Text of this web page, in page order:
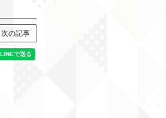
次の記事